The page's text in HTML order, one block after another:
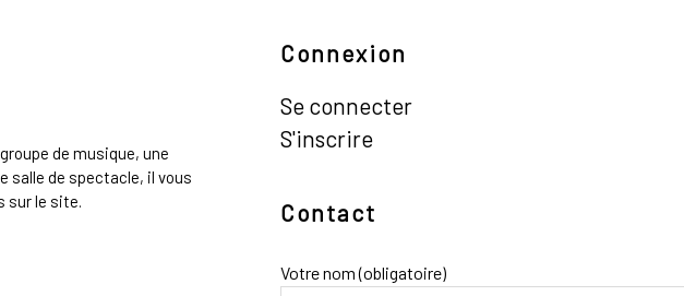
de musique, une
salle de spectacle, il vous
sur le site.
Connexion
Se connecter
S'inscrire
Contact
Votre nom (obligatoire)